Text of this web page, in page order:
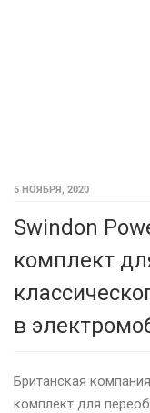
5 НОЯБРЯ, 2020
Swindon
комплект
в
Британская
комплект для